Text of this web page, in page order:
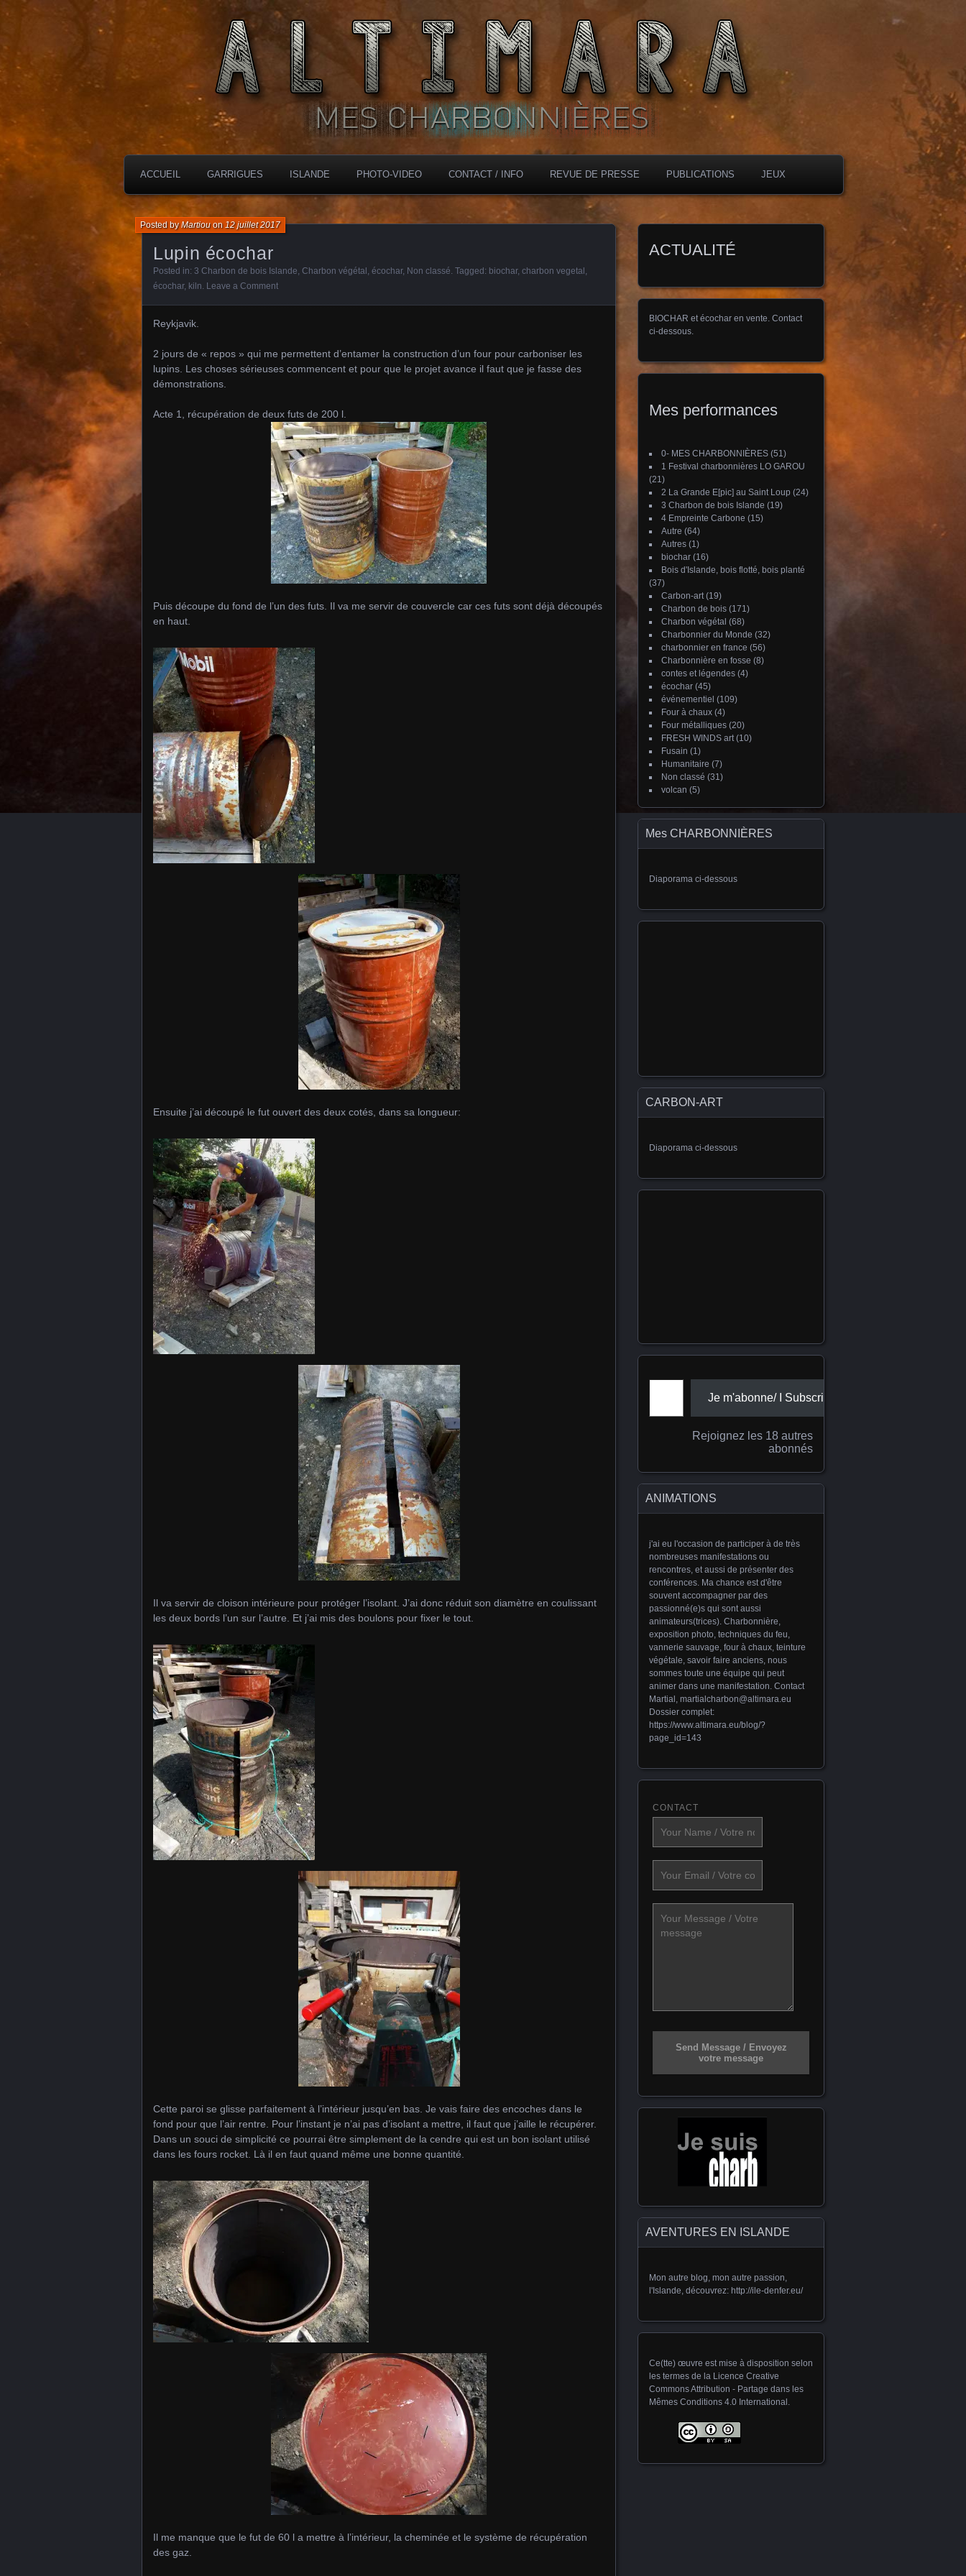
ALTIMARA
MES CHARBONNIÈRES
ACCUEIL GARRIGUES ISLANDE PHOTO-VIDEO CONTACT / INFO REVUE DE PRESSE PUBLICATIONS JEUX
Lupin écochar
Posted byMartiouon12 juillet 2017
Posted in: 3 Charbon de bois Islande, Charbon végétal , écochar, Non classé. Tagged: biochar, charbon vegetal ,
écochar, kiln. Leave a Comment
Reykjavik.
2 jours de « repos » qui me permettent d’entamer la construction d’un four pour carboniser les
lupins. Les choses sérieuses commencent et pour que le projet avance il faut que je fasse des
démonstrations.
Acte 1, récupération de deux futs de 200 l.
Puis découpe du fond de l’un des futs. Il va me servir de couvercle car ces futs sont déjà découpés
en haut.
Ensuite j’ai découpé le fut ouvert des deux cotés, dans sa longueur:
Il va servir de cloison intérieure pour protéger l’isolant. J’ai donc réduit son diamètre en coulissant
les deux bords l’un sur l’autre. Et j’ai mis des boulons pour fixer le tout.
Cette paroi se glisse parfaitement à l’intérieur jusqu’en bas. Je vais faire des encoches dans le
fond pour que l’air rentre. Pour l’instant je n’ai pas d’isolant a mettre, il faut que j’aille le récupérer.
Dans un souci de simplicité ce pourrai être simplement de la cendre qui est un bon isolant utilisé
dans les fours rocket. Là il en faut quand même une bonne quantité.
Il me manque que le fut de 60 l a mettre à l’intérieur, la cheminée et le système de récupération
des gaz.
ACTUALITÉ
BIOCHAR et écochar en vente. Contact
ci-dessous.
Mes performances
0- MES CHARBONNIÈRES (51)
1 Festival charbonnières LO GAROU
(21)
2 La Grande E[pic] au Saint Loup (24)
3 Charbon de bois Islande (19)
4 Empreinte Carbone (15)
Autre (64)
Autres (1)
biochar (16)
Bois d'Islande, bois flotté, bois planté
(37)
Carbon-art(19)
Charbon de bois (171)
Charbon végétal (68)
Charbonnier du Monde (32)
charbonnier en france (56)
Charbonnière en fosse (8)
contes et légendes (4)
écochar (45)
événementiel (109)
Four à chaux (4)
Four métalliques (20)
FRESH WINDS art(10)
Fusain (1)
Humanitaire (7)
Non classé (31)
volcan (5)
Mes CHARBONNIÈRES
Diaporama ci-dessous
CARBON-ART
Diaporama ci-dessous
Adresse e-mail
Je m'abonne/ I Subscribe
Rejoignez les 18 autres
abonnés
ANIMATIONS
j'ai eu l'occasion de participer à de très
nombreuses manifestations ou
rencontres, et aussi de présenter des
conférences. Ma chance est d'être
souvent accompagner par des
passionné(e)s qui sont aussi
animateurs(trices). Charbonnière,
exposition photo, techniques du feu,
vannerie sauvage, four à chaux, teinture
végétale, savoir faire anciens, nous
sommes toute une équipe qui peut
animer dans une manifestation. Contact
Martial, martialcharbon@altimara.eu
Dossier complet:
https://www.altimara.eu/blog/?
page_id=143
CONTACT
Send Message / Envoyez
votre message
AVENTURES EN ISLANDE
Mon autre blog, mon autre passion,
l'Islande, découvrez: http://ile-denfer.eu/
Ce(tte) œuvre est mise à disposition selon
les termes de la Licence Creative
Commons Attribution - Partage dans les
Mêmes Conditions 4.0 International .